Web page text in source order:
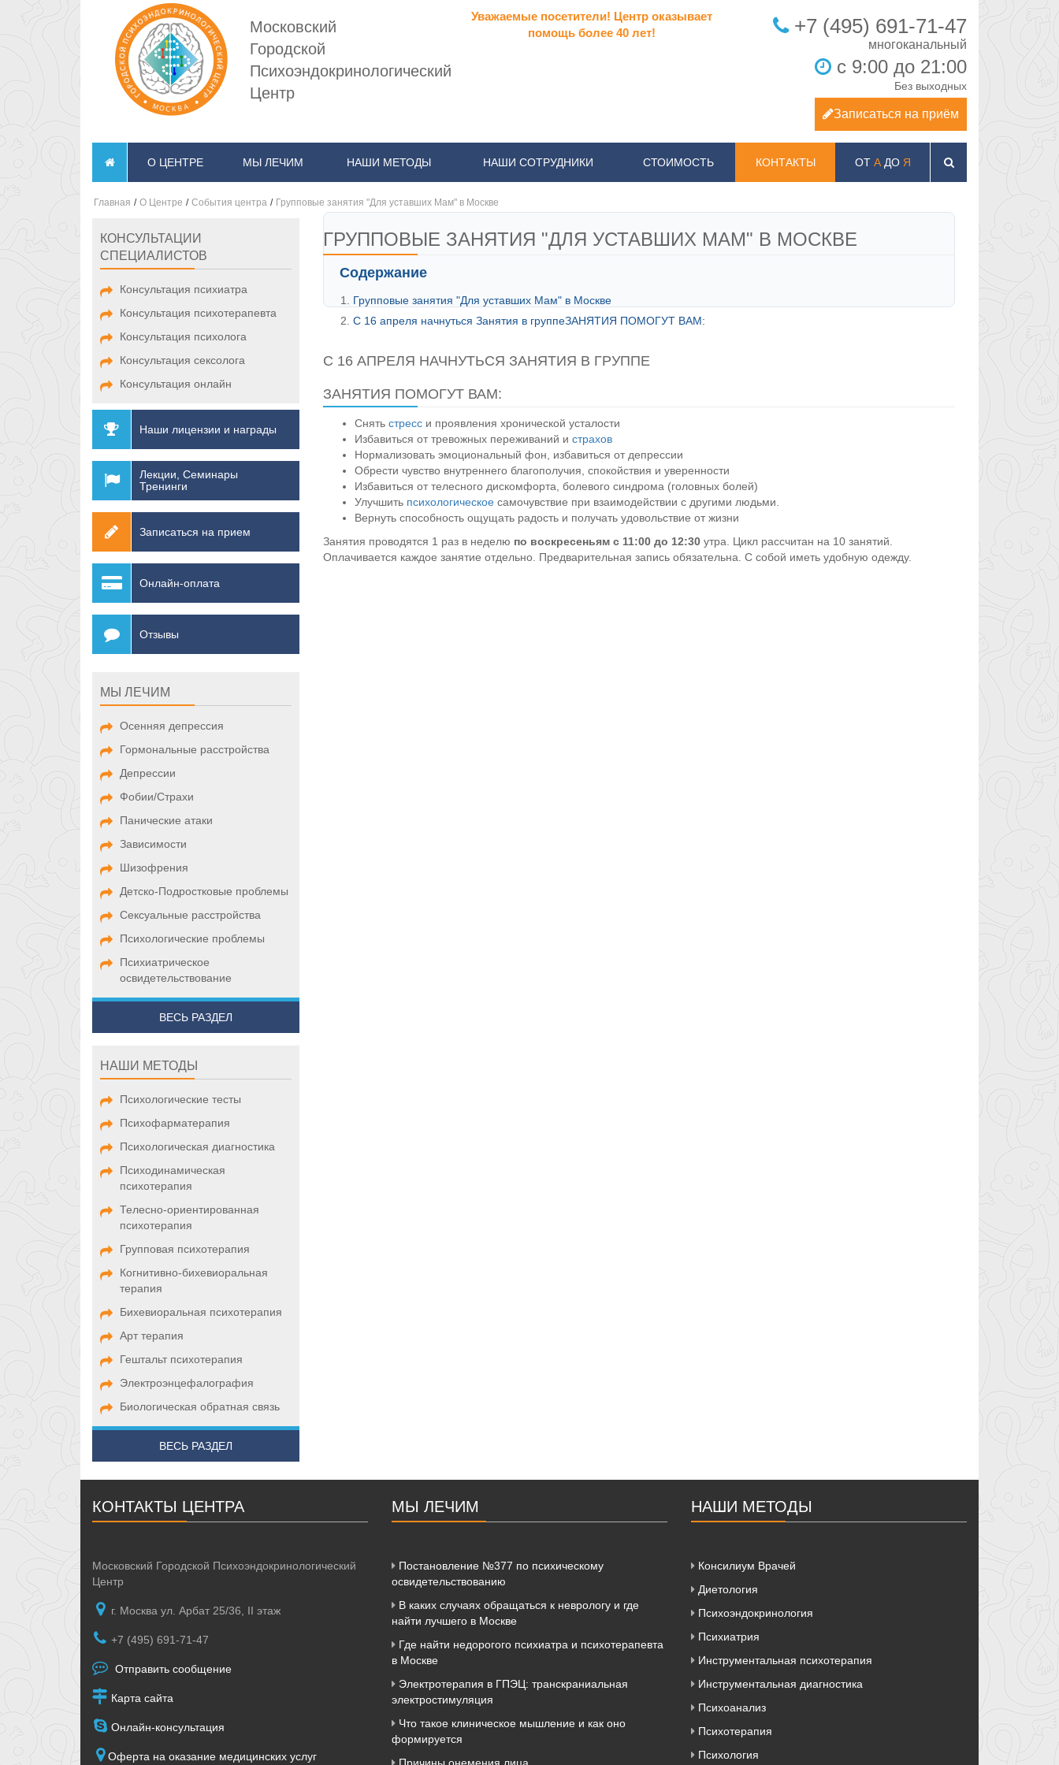
Московский
Городской
Психоэндокринологический
Центр
Уважаемые посетители! Центр оказывает
помощь более 40 лет!
+7 (495) 691-71-47
с 9:00 до 21:00
Без выходных
Записаться на приём
О ЦЕНТРЕ МЫ ЛЕЧИМ НАШИ МЕТОДЫ НАШИ СОТРУДНИКИ СТОИМОСТЬ КОНТАКТЫ ОТ АДО Я
Главная / О Центре / События центра / Групповые занятия "Для уставших Мам" в Москве
КОНСУЛЬТАЦИИ
СПЕЦИАЛИСТОВ
Консультация психиатра
Консультация психотерапевта
Консультация психолога
Консультация сексолога
Консультация онлайн
Наши лицензии и награды
Лекции, Семинары
Тренинги
Записаться на прием
Онлайн-оплата
Отзывы
МЫ ЛЕЧИМ
Осенняя депрессия
Гормональные расстройства
Депрессии
Фобии/Страхи
Панические атаки
Зависимости
Шизофрения
Детско-Подростковые проблемы
Сексуальные расстройства
Психологические проблемы
Психиатрическое
освидетельствование
ВЕСЬ РАЗДЕЛ
НАШИ МЕТОДЫ
Психологические тесты
Психофарматерапия
Психологическая диагностика
Психодинамическая
психотерапия
Телесно-ориентированная
психотерапия
Групповая психотерапия
Когнитивно-бихевиоральная
терапия
Бихевиоральная психотерапия
Арт терапия
Гештальт психотерапия
Электроэнцефалография
Биологическая обратная связь
ВЕСЬ РАЗДЕЛ
ГРУППОВЫЕ ЗАНЯТИЯ "ДЛЯ УСТАВШИХ МАМ" В МОСКВЕ
Содержание
Групповые занятия "Для уставших Мам" в Москве
С 16 апреля начнуться Занятия в группеЗАНЯТИЯ ПОМОГУТ ВАМ:
С 16 АПРЕЛЯ НАЧНУТЬСЯ ЗАНЯТИЯ В ГРУППЕ
ЗАНЯТИЯ ПОМОГУТ ВАМ:
Снять стресси проявления хронической усталости
Избавиться от тревожных переживаний и страхов
Нормализовать эмоциональный фон, избавиться от депрессии
Обрести чувство внутреннего благополучия, спокойствия и уверенности
Избавиться от телесного дискомфорта, болевого синдрома (головных болей)
Улучшить психологическоесамочувствие при взаимодействии с другими людьми.
Вернуть способность ощущать радость и получать удовольствие от жизни
Занятия проводятся 1 раз в неделю по воскресеньям c 11:00 до 12:30утра. Цикл рассчитан на 10 занятий.
Оплачивается каждое занятие отдельно. Предварительная запись обязательна. С собой иметь удобную одежду.
КОНТАКТЫ ЦЕНТРА
Московский Городской Психоэндокринологический
Центр
г. Москва ул. Арбат 25/36, II этаж
+7 (495) 691-71-47
Отправить сообщение
Карта сайта
Онлайн-консультация
Оферта на оказание медицинских услуг
МЫ ЛЕЧИМ
Постановление №377 по психическому
освидетельствованию
В каких случаях обращаться к неврологу и где
найти лучшего в Москве
Где найти недорогого психиатра и психотерапевта
в Москве
Электротерапия в ГПЭЦ: транскраниальная
электростимуляция
Что такое клиническое мышление и как оно
формируется
НАШИ МЕТОДЫ
Консилиум Врачей
Диетология
Психоэндокринология
Психиатрия
Инструментальная психотерапия
Инструментальная диагностика
Психоанализ
Психотерапия
Психология